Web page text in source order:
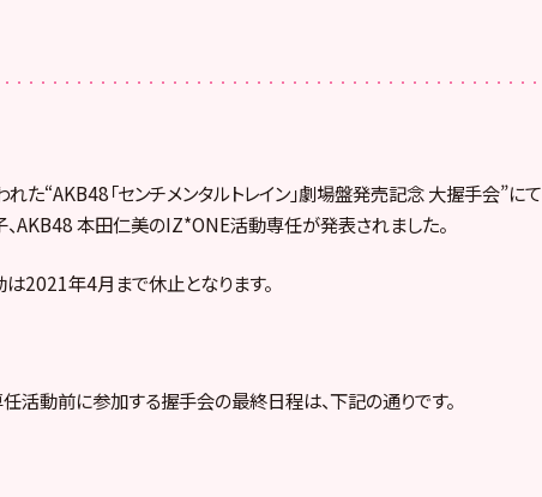
れた“AKB48「センチメンタルトレイン」劇場盤発売記念 大握手会”にて
AKB48 本田仁美のIZ*ONE活動専任が発表されました。
2021年4月まで休止となります。
活動前に参加する握手会の最終日程は、下記の通りです。